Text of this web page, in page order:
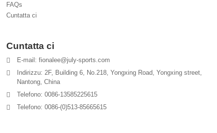
FAQs
Cuntatta ci
Cuntatta ci
E-mail: fionalee@july-sports.com
Indirizzu: 2F, Building 6, No.218, Yongxing Road, Yongxing street,
Nantong, China
Telefono: 0086-13585225615
Telefono: 0086-(0)513-85665615